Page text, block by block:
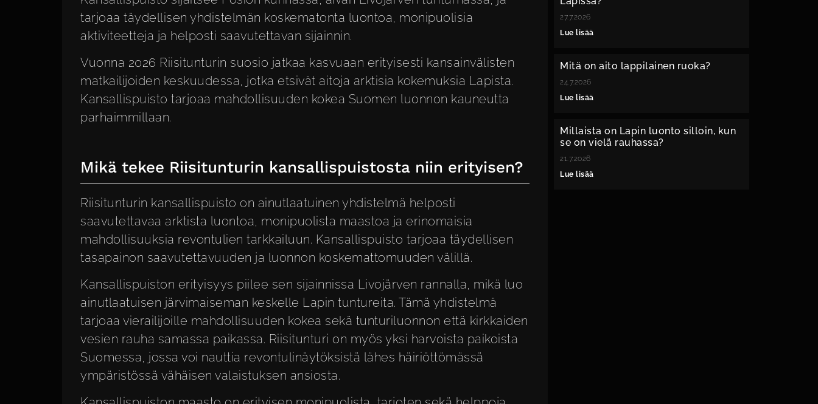
tarjoaa täydellisen yhdistelmän koskematonta luontoa, monipuolisia
aktiviteetteja ja helposti saavutettavan sijainnin.
Vuonna 2026 Riisitunturin suosio jatkaa kasvuaan erityisesti kansainvälisten
matkailijoiden keskuudessa, jotka etsivät aitoja arktisia kokemuksia Lapista.
Kansallispuisto tarjoaa mahdollisuuden kokea Suomen luonnon kauneutta
parhaimmillaan.
Mikä tekee Riisitunturin kansallispuistosta niin erityisen?
Riisitunturin kansallispuisto on ainutlaatuinen yhdistelmä helposti
saavutettavaa arktista luontoa, monipuolista maastoa ja erinomaisia
mahdollisuuksia revontulien tarkkailuun. Kansallispuisto tarjoaa täydellisen
tasapainon saavutettavuuden ja luonnon koskemattomuuden välillä.
Kansallispuiston erityisyys piilee sen sijainnissa Livojärven rannalla, mikä luo
ainutlaatuisen järvimaiseman keskelle Lapin tuntureita. Tämä yhdistelmä
tarjoaa vierailijoille mahdollisuuden kokea sekä tunturiluonnon että kirkkaiden
vesien rauha samassa paikassa. Riisitunturi on myös yksi harvoista paikoista
Suomessa, jossa voi nauttia revontulinäytöksistä lähes häiriöttömässä
ympäristössä vähäisen valaistuksen ansiosta.
27.7.2026
Lue lisää
Mitä on aito lappilainen ruoka?
24.7.2026
Lue lisää
Millaista on Lapin luonto silloin, kun
se on vielä rauhassa?
21.7.2026
Lue lisää